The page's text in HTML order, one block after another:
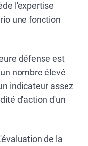
l'expertise
une fonction
défense est
nombre élevé
indicateur assez
d'action d'un
de la